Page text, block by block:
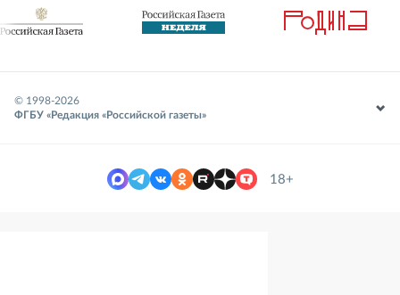
© 1998-2026
ФГБУ «Редакция «Российской газеты»
18+